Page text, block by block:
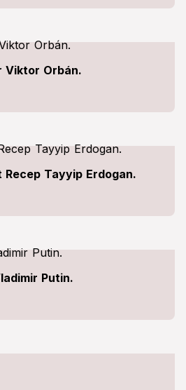
Viktor Orbán.
Tayyip Erdogan.
Putin.